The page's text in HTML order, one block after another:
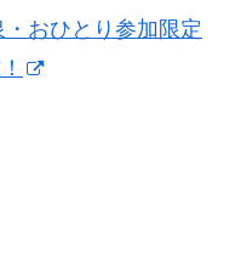
おひとり参加限定